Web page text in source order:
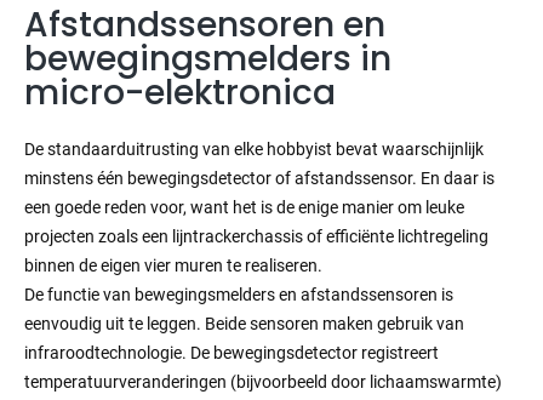
Afstandssensoren en
bewegingsmelders in
micro-elektronica
De standaarduitrusting van elke hobbyist bevat waarschijnlijk
minstens één bewegingsdetector of afstandssensor. En daar is
een goede reden voor, want het is de enige manier om leuke
projecten zoals een lijntrackerchassis of efficiënte lichtregeling
binnen de eigen vier muren te realiseren.
De functie van bewegingsmelders en afstandssensoren is
eenvoudig uit te leggen. Beide sensoren maken gebruik van
infraroodtechnologie. De bewegingsdetector registreert
temperatuurveranderingen (bijvoorbeeld door lichaamswarmte)